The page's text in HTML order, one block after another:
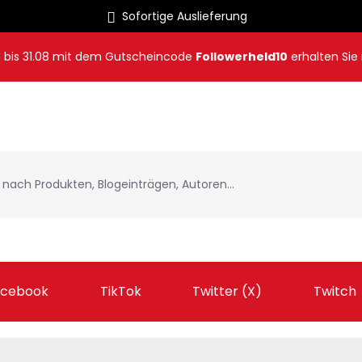
Sofortige Auslieferung
bis 31.08 mit dem Gutscheincode Followerheld10 erhalten Sie
TikTok Twitter (X) Twitch